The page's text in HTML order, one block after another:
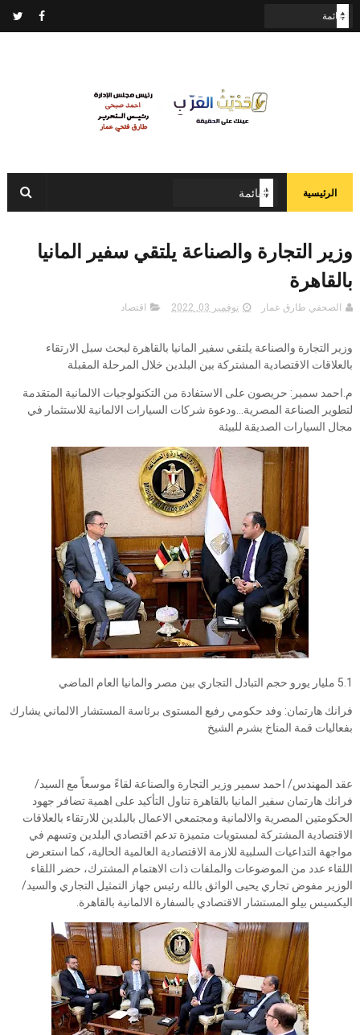
الرئيسية
وزير التجارة والصناعة يلتقي سفير المانيا
بالقاهرة
الصحفي طارق عمار نوفمبر 03, 2022 اقتصاد
وزير التجارة والصناعة يلتقي سفير المانيا بالقاهرة لبحث سبل الارتقاء
بالعلاقات الاقتصادية المشتركة بين البلدين خلال المرحلة المقبلة
م.احمد سمير: حريصون على الاستفادة من التكنولوجيات الالمانية المتقدمة
لتطوير الصناعة المصرية...ودعوة شركات السيارات الالمانية للاستثمار في
مجال السيارات الصديقة للبيئة
5.1 مليار يورو حجم التبادل التجاري بين مصر والمانيا العام الماضي
فرانك هارتمان: وفد حكومي رفيع المستوى برئاسة المستشار الالماني يشارك
بفعاليات قمة المناخ بشرم الشيخ
عقد المهندس/ احمد سمير وزير التجارة والصناعة لقاءً موسعاً مع السيد/
فرانك هارتمان سفير المانيا بالقاهرة تناول التأكيد على اهمية تضافر جهود
الحكومتين المصرية والالمانية ومجتمعي الاعمال بالبلدين للارتقاء بالعلاقات
الاقتصادية المشتركة لمستويات متميزة تدعم اقتصادي البلدين وتسهم في
مواجهة التداعيات السلبية للازمة الاقتصادية العالمية الحالية، كما استعرض
اللقاء عدد من الموضوعات والملفات ذات الاهتمام المشترك، حضر اللقاء
الوزير مفوض تجاري يحيى الواثق بالله رئيس جهاز التمثيل التجاري والسيد/
اليكسيس بيلو المستشار الاقتصادي بالسفارة الالمانية بالقاهرة.